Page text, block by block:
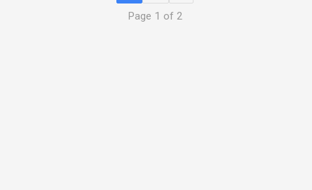
Page 1 of 2